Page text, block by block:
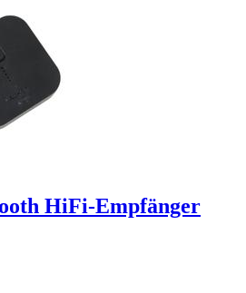
HiFi-Empfänger